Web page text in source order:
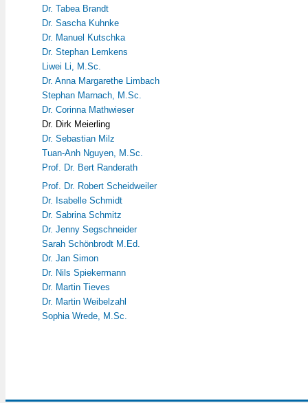
Dr. Tabea Brandt
Dr. Sascha Kuhnke
Dr. Manuel Kutschka
Dr. Stephan Lemkens
Liwei Li, M.Sc.
Dr. Anna Margarethe Limbach
Stephan Marnach, M.Sc.
Dr. Corinna Mathwieser
Dr. Dirk Meierling
Dr. Sebastian Milz
Tuan-Anh Nguyen, M.Sc.
Prof. Dr. Bert Randerath
Prof. Dr. Robert Scheidweiler
Dr. Isabelle Schmidt
Dr. Sabrina Schmitz
Dr. Jenny Segschneider
Sarah Schönbrodt M.Ed.
Dr. Jan Simon
Dr. Nils Spiekermann
Dr. Martin Tieves
Dr. Martin Weibelzahl
Sophia Wrede, M.Sc.